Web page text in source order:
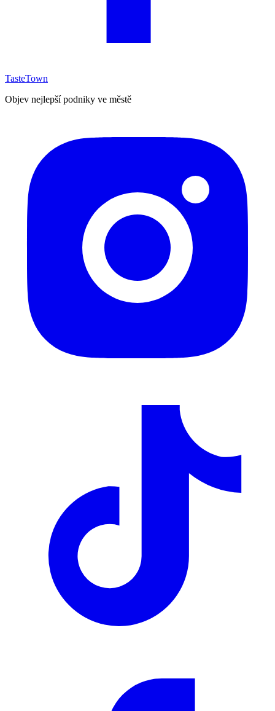
TasteTown
Objev nejlepší podniky ve městě